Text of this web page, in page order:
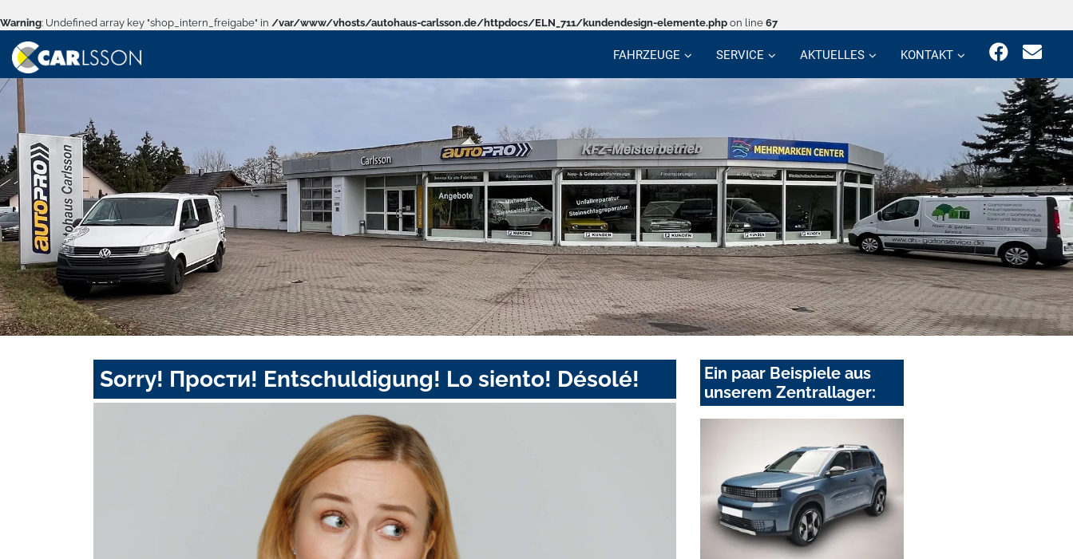
Warning: Undefined array key "shop_intern_freigabe" in /var/www/vhosts/autohaus-carlsson.de/httpdocs/ELN_711/kundendesign-elemente.php on line 67
FAHRZEUGE SERVICE AKTUELLES KONTAKT
Sorry! Прости! Entschuldigung! Lo siento! Désolé!
Ein paar Beispiele aus
unserem Zentrallager: